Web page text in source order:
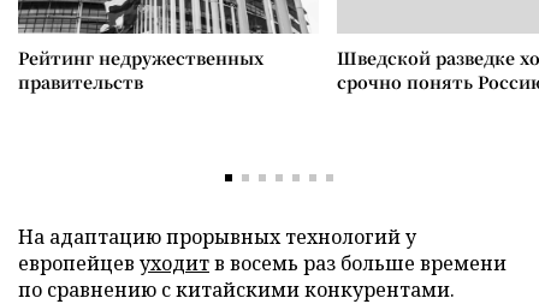
Рейтинг недружественных
правительств
Шведской разведке
срочно понять
На адаптацию прорывных технологий у
европейцев уходитв восемь раз больше времени
по сравнению с китайскими конкурентами.